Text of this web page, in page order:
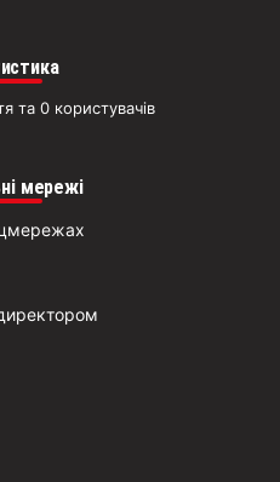
та 0 користувачів
мережі